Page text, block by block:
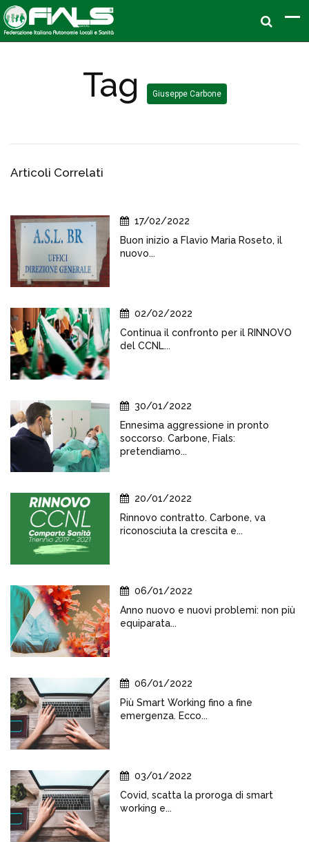
Tag Giuseppe Carbone
Articoli Correlati
17/02/2022
Buon inizio a Flavio Maria Roseto, il
nuovo...
02/02/2022
Continua il confronto per il RINNOVO
del CCNL...
30/01/2022
Ennesima aggressione in pronto
soccorso. Carbone, Fials:
pretendiamo...
20/01/2022
Rinnovo contratto. Carbone, va
riconosciuta la crescita e...
06/01/2022
Anno nuovo e nuovi problemi: non più
equiparata...
06/01/2022
Più Smart Working fino a fine
emergenza. Ecco...
03/01/2022
Covid, scatta la proroga di smart
working e...